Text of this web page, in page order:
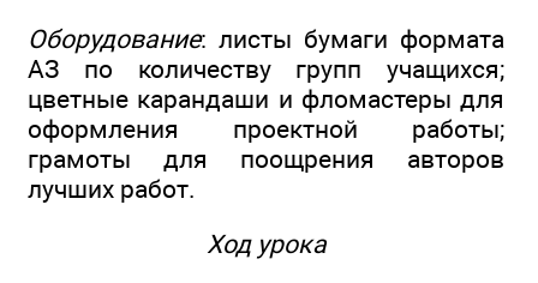
Оборудование: листы бумаги формата
АЗ по количеству групп учащихся;
цветные карандаши и фломастеры для
оформления проектной работы;
грамоты для поощрения авторов
лучших работ.
Ход урока